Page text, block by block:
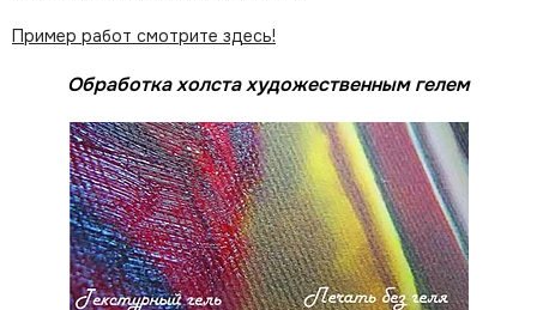
Пример работ смотрите здесь!
Обработка холста художественным гелем